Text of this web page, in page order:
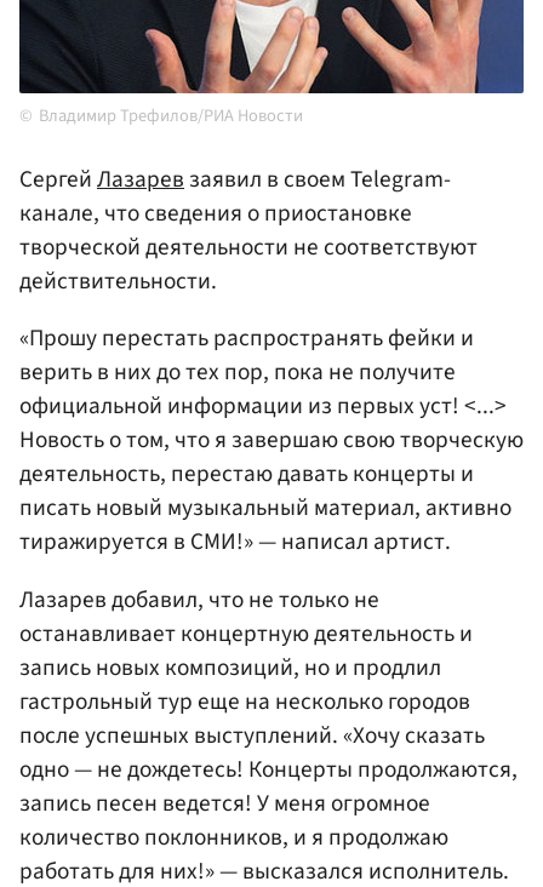
Владимир Трефилов/РИА Новости
СергейЛазаревзаявил в своем Telegram-
канале, что сведения о приостановке
творческой деятельности не соответствуют
действительности.
«Прошу перестать распространять фейки и
верить в них до тех пор, пока не получите
официальной информации из первых уст! <...>
Новость о том, что я завершаю свою творческую
деятельность, перестаю давать концерты и
писать новый музыкальный материал, активно
тиражируется в СМИ!» — написал артист.
Лазарев добавил, что не только не
останавливает концертную деятельность и
запись новых композиций, но и продлил
гастрольный тур еще на несколько городов
после успешных выступлений. «Хочу сказать
одно — не дождетесь! Концерты продолжаются,
запись песен ведется! У меня огромное
количество поклонников, и я продолжаю
работать для них!» — высказался исполнитель.